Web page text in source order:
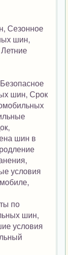
Сезонное
шин,
шин, Срок
шин в
условия
по
шин,
условия